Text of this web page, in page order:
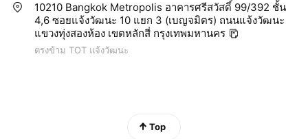
10210 Bangkok Metropolis อาคารศรีสวัสดิ์ 99/392 ชั้น
4,6 ซอยแจ้งวัฒนะ 10 แยก 3 (เบญจมิตร) ถนนแจ้งวัฒนะ
แขวงทุ่งสองห้อง เขตหลักสี่ กรุงเทพมหานคร
ตรงข้าม TOT แจ้งวัฒนะ
Top